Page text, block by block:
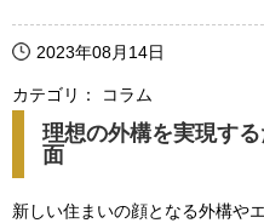
2023年08月14日
カテゴリ： コラム
理想の外構を実現す
面
新しい住まいの顔となる外構や